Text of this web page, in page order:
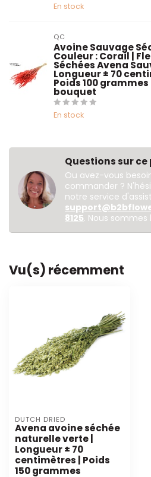
En stock
QC
Avoine Sauvage
Couleur : Corail |
Séchées Avena
Longueur ± 70
Poids 100 grammes
bouquet
En stock
Questions sur
Ou avez-vous
commander ?
notre service
8125. Nous
Vu(s) récemment
DUTCH DRIED
Avena avoine séchée
naturelle verte |
Longueur ± 70
centimètres | Poids
150 grammes